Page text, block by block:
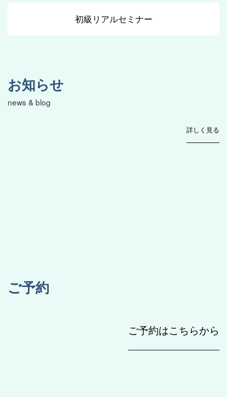
初級リアルセミナー
お知らせ
news & blog
詳しく見る
ご予約
ご予約はこちらから